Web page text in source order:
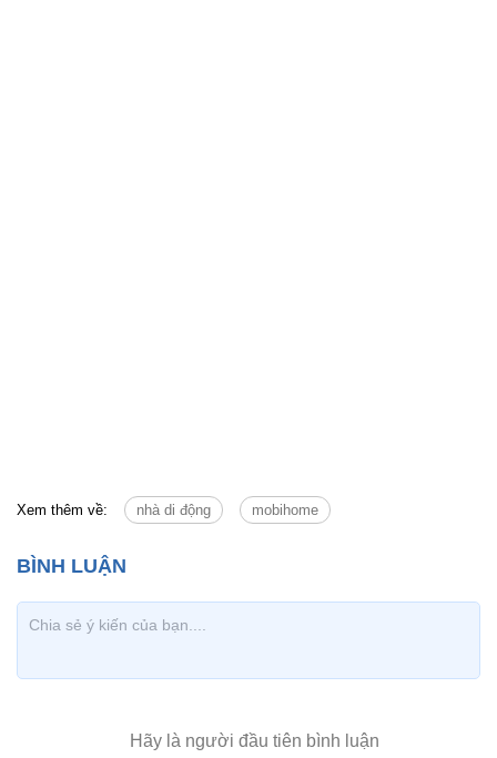
Xem thêm về: nhà di động mobihome